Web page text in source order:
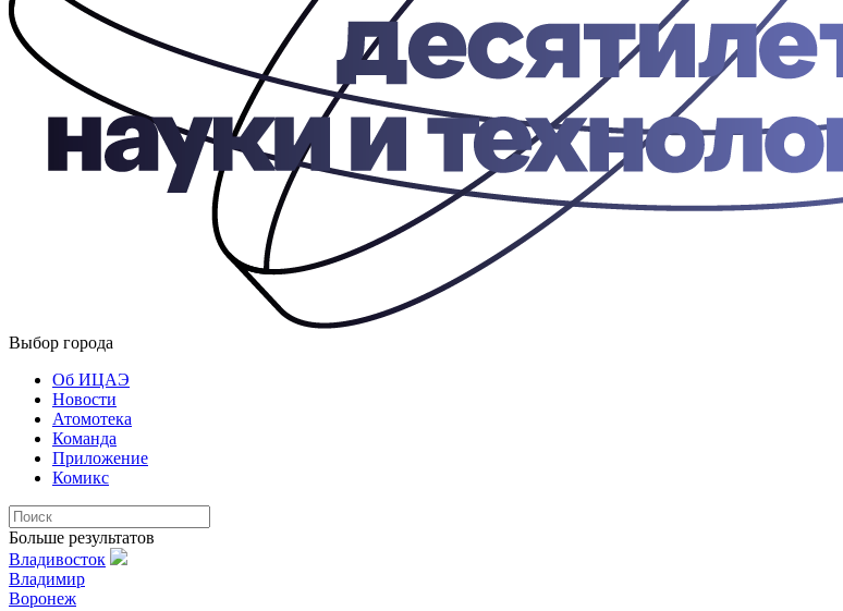
Выбор города
Об ИЦАЭ
Новости
Атомотека
Команда
Приложение
Комикс
Больше результатов
Владивосток
Владимир
Воронеж